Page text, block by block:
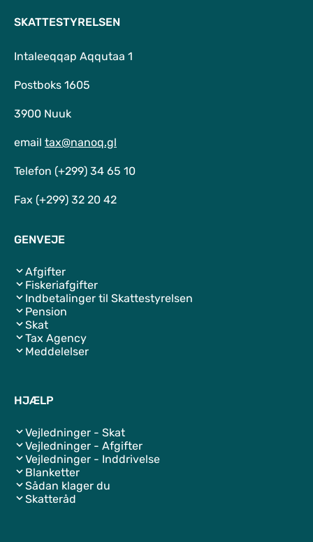
SKATTESTYRELSEN
Intaleeqqap Aqqutaa 1
Postboks 1605
3900 Nuuk
email tax@nanoq.gl
Telefon (+299) 34 65 10
Fax (+299) 32 20 42
GENVEJE
Afgifter
Fiskeriafgifter
Indbetalinger til Skattestyrelsen
Pension
Skat
Tax Agency
Meddelelser
HJÆLP
Vejledninger - Skat
Vejledninger - Afgifter
Vejledninger - Inddrivelse
Blanketter
Sådan klager du
Skatteråd